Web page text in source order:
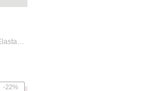
KIT 3 Calça Jogger KS Tactel Elastano Pr...
-22%